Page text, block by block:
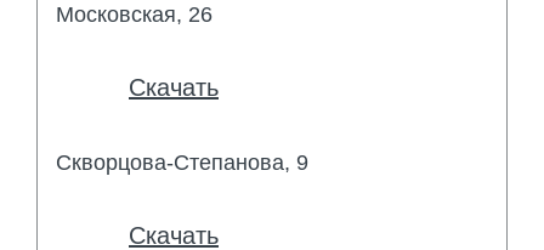
Московская, 26
Скачать
Скворцова-Степанова, 9
Скачать